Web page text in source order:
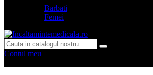
Barbati
Femei
Contul meu